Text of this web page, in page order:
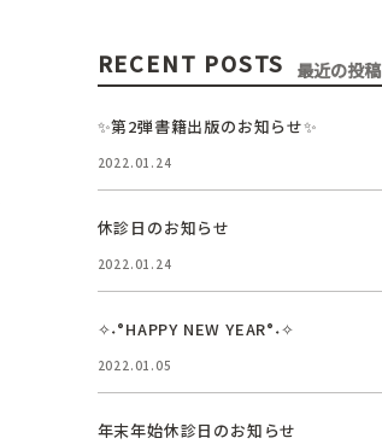
RECENT POSTS 最近の投稿
✨第2弾書籍出版のお知らせ✨
2022.01.24
休診日のお知らせ
2022.01.24
✧˖°HAPPY NEW YEAR°˖✧
2022.01.05
年末年始休診日のお知らせ